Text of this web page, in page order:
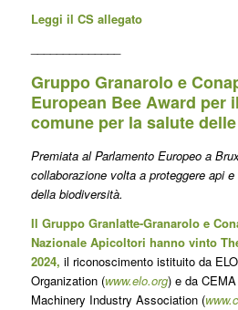
Leggi il CS allegato
Gruppo Granarolo e
European Bee Award per
comune per la salute
Premiata al Parlamento Europeo a
collaborazione volta a proteggere api
della biodiversità.
Il Gruppo Granlatte-Granarolo e
Nazionale Apicoltori hanno vinto
2024, il riconoscimento istituito da
Organization (www.elo.org) e da
Machinery Industry Association (